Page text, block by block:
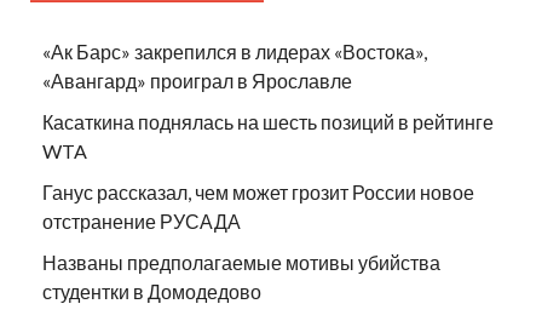
«Ак Барс» закрепился в лидерах «Востока»,
«Авангард» проиграл в Ярославле
Касаткина поднялась на шесть позиций в рейтинге
WTA
Ганус рассказал, чем может грозит России новое
отстранение РУСАДА
Названы предполагаемые мотивы убийства
студентки в Домодедово